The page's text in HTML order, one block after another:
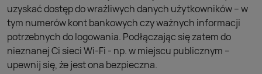
uzyskać dostęp do wrażliwych danych użytkowników – w
tym numerów kont bankowych czy ważnych informacji
potrzebnych do logowania. Podłączając się zatem do
nieznanej Ci sieci Wi-Fi - np. w miejscu publicznym –
upewnij się, że jest ona bezpieczna.